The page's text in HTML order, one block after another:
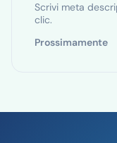
Scrivi meta
clic.
Prossimamente